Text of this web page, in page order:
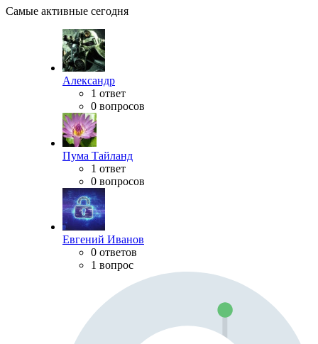
Самые активные сегодня
Александр
1 ответ
0 вопросов
Пума Тайланд
1 ответ
0 вопросов
Евгений Иванов
0 ответов
1 вопрос